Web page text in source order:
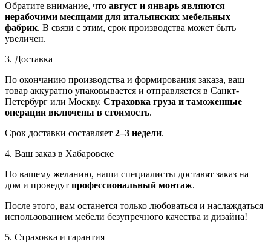
Обратите внимание, что август и январь являются
нерабочими месяцами для итальянских мебельных
фабрик. В связи с этим, срок производства может быть
увеличен.
3. Доставка
По окончанию производства и формирования заказа, ваш
товар аккуратно упаковывается и отправляется в Санкт-
Петербург или Москву. Страховка груза и таможенные
операции включены в стоимость.
Срок доставки составляет 2–3 недели.
4. Ваш заказ в Хабаровске
По вашему желанию, наши специалисты доставят заказ на
дом и проведут профессиональный монтаж.
После этого, вам останется только любоваться и наслаждаться
использованием мебели безупречного качества и дизайна!
5. Страховка и гарантия